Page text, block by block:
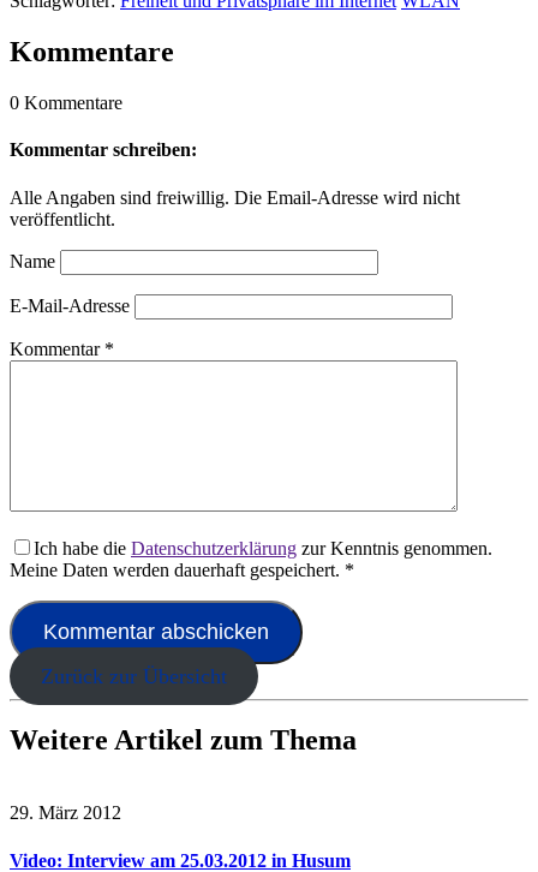
Kommentare
0 Kommentare
Kommentar schreiben:
Alle Angaben sind freiwillig. Die Email-Adresse wird nicht
veröffentlicht.
Name
E-Mail-Adresse
Kommentar *
Ich habe die Datenschutzerklärung zur Kenntnis genommen.
Meine Daten werden dauerhaft gespeichert. *
Zurück zur Übersicht
Weitere Artikel zum Thema
29. März 2012
Video: Interview am 25.03.2012 in Husum